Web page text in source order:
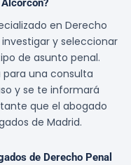
en Derecho
y seleccionar
de asunto penal.
una consulta
y se te informará
que el abogado
de Madrid.
de Derecho Penal